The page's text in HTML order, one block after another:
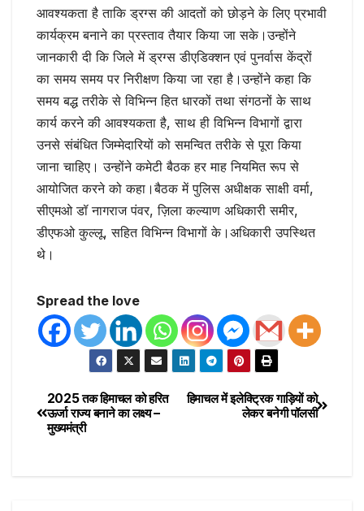
आवश्यकता है ताकि ड्रग्स की आदतों को छोड़ने के लिए प्रभावी
कार्यक्रम बनाने का प्रस्ताव तैयार किया जा सके।उन्होंने
जानकारी दी कि जिले में ड्रग्स डीएडिक्शन एवं पुनर्वास केंद्रों
का समय समय पर निरीक्षण किया जा रहा है।उन्होंने कहा कि
समय बद्ध तरीके से विभिन्न हित धारकों तथा संगठनों के साथ
कार्य करने की आवश्यकता है, साथ ही विभिन्न विभागों द्वारा
उनसे संबंधित जिम्मेदारियों को समन्वित तरीके से पूरा किया
जाना चाहिए। उन्होंने कमेटी बैठक हर माह नियमित रूप से
आयोजित करने को कहा।बैठक में पुलिस अधीक्षक साक्षी वर्मा,
सीएमओ डॉ नागराज पंवर, ज़िला कल्याण अधिकारी समीर,
डीएफओ कुल्लू, सहित विभिन्न विभागों के।अधिकारी उपस्थित
थे।
Spread the love
हिमाचल में इलेक्ट्रिक गाड़ियों को
लेकर बनेगी पॉलसी
2025 तक हिमाचल को हरित
ऊर्जा राज्य बनाने का लक्ष्य –
मुख्यमंत्री